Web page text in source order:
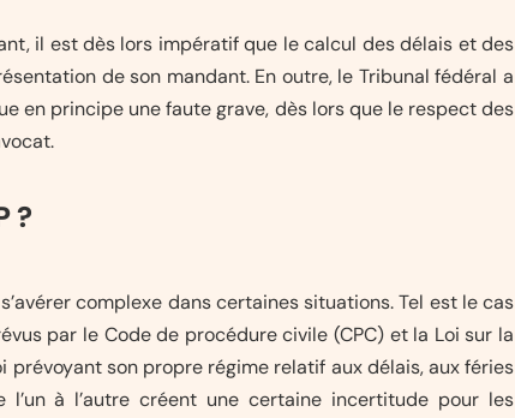
il est dès lors impératif que le calcul des délais et des
de son mandant. En outre, le Tribunal fédéral a
en principe une faute grave, dès lors que le respect des
?
complexe dans certaines situations. Tel est le cas
par le Code de procédure civile (CPC) et la Loi sur la
son propre régime relatif aux délais, aux féries
à l’autre créent une certaine incertitude pour les